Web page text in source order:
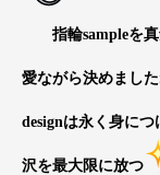
指輪sampleを真
愛ながら決めまし
designは永く身に
沢を最大限に放つ